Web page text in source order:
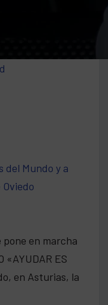
del Mundo y a
pone en marcha
«AYUDAR ES
en Asturias, la